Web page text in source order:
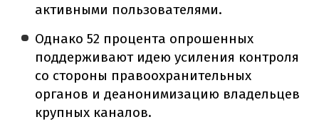
активными пользователями.
Однако 52 процента опрошенных
поддерживают идею усиления контроля
со стороны правоохранительных
органов и деанонимизацию владельцев
крупных каналов.